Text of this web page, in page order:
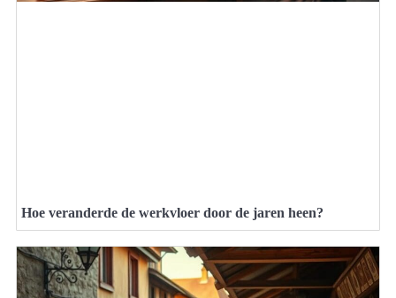
Hoe veranderde de werkvloer door de jaren heen?